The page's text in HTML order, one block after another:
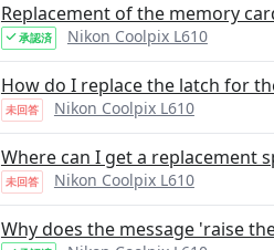
Replacement of the memory
承認済 Nikon Coolpix L610
How do I replace the latch for
未回答 Nikon Coolpix L610
Where can I get a replacement
未回答 Nikon Coolpix L610
Why does the message 'raise